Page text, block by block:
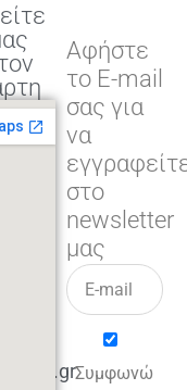
Αφήστε
το E-mail
σας για
να
στο
newsletter
μας
Συμφωνώ